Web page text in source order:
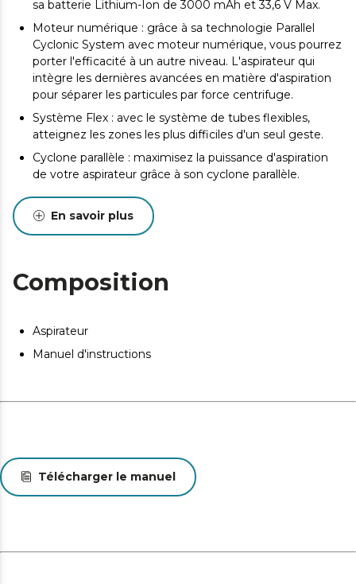
sa batterie Lithium-Ion de 3000 mAh et 33,6 V Max.
Moteur numérique : grâce à sa technologie Parallel
Cyclonic System avec moteur numérique, vous pourrez
porter l'efficacité à un autre niveau. L'aspirateur qui
intègre les dernières avancées en matière d'aspiration
pour séparer les particules par force centrifuge.
Système Flex : avec le système de tubes flexibles,
atteignez les zones les plus difficiles d'un seul geste.
Cyclone parallèle : maximisez la puissance d'aspiration
de votre aspirateur grâce à son cyclone parallèle.
Nettoyage détaillé : Maximisez la propreté de votre
maison avec un accessoire 2-1, son accessoire d'angle,
un support mural et un accessoire spécial animaux.
automatique de la puissance qui permet de s'adapter à
tout type de saleté.
omnidirectionnelle qui permet des mouvements
et une double brosse pour nettoyer efficacement
En savoir plus
Composition
Aspirateur
Manuel d'instructions
Télécharger le manuel